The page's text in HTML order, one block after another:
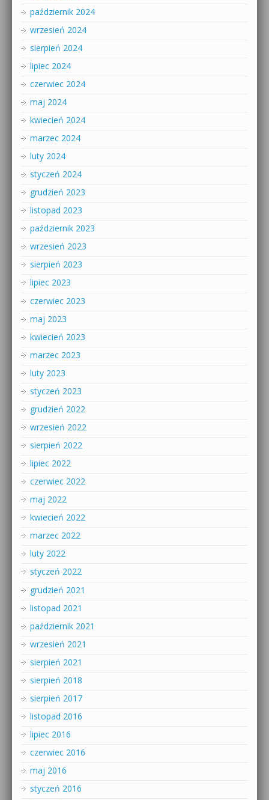
październik 2024
wrzesień 2024
sierpień 2024
lipiec 2024
czerwiec 2024
maj 2024
kwiecień 2024
marzec 2024
luty 2024
styczeń 2024
grudzień 2023
listopad 2023
październik 2023
wrzesień 2023
sierpień 2023
lipiec 2023
czerwiec 2023
maj 2023
kwiecień 2023
marzec 2023
luty 2023
styczeń 2023
grudzień 2022
wrzesień 2022
sierpień 2022
lipiec 2022
czerwiec 2022
maj 2022
kwiecień 2022
marzec 2022
luty 2022
styczeń 2022
grudzień 2021
listopad 2021
październik 2021
wrzesień 2021
sierpień 2021
sierpień 2018
sierpień 2017
listopad 2016
lipiec 2016
czerwiec 2016
maj 2016
styczeń 2016